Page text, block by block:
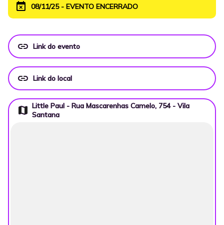
event_busy 08/11/25 - EVENTO ENCERRADO
link Link do evento
link Link do local
map Little Paul - Rua Mascarenhas Camelo, 754 - Vila
Santana